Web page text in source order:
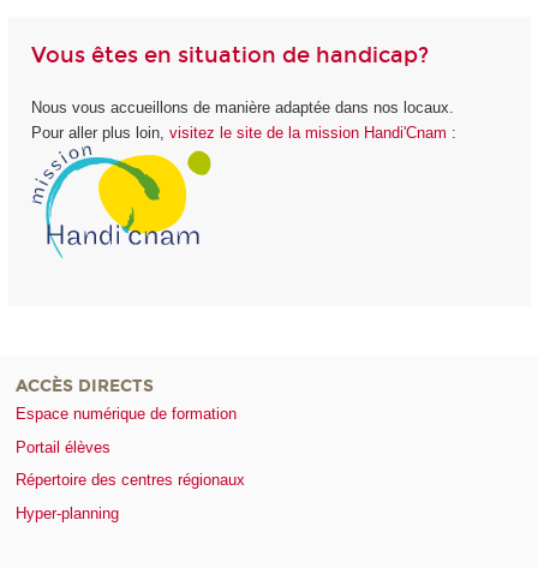
Vous êtes en situation de handicap?
Nous vous accueillons de manière adaptée dans nos locaux.
Pour aller plus loin, visitez le site de la mission Handi'Cnam :
ACCÈS DIRECTS
Espace numérique de formation
Portail élèves
Répertoire des centres régionaux
Hyper-planning